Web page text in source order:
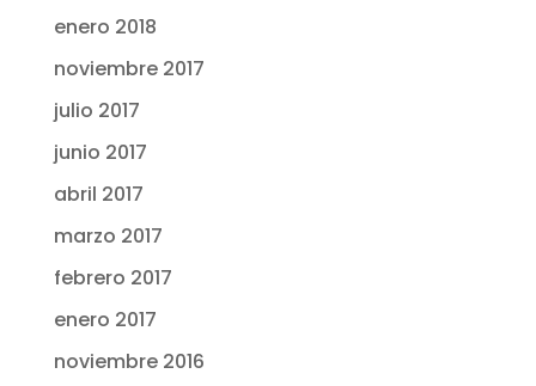
enero 2018
noviembre 2017
julio 2017
junio 2017
abril 2017
marzo 2017
febrero 2017
enero 2017
noviembre 2016